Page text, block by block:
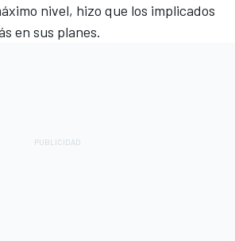
nivel, hizo que los implicados
en sus planes.